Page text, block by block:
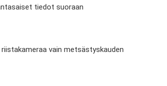
tiedot suoraan
vain metsästyskauden